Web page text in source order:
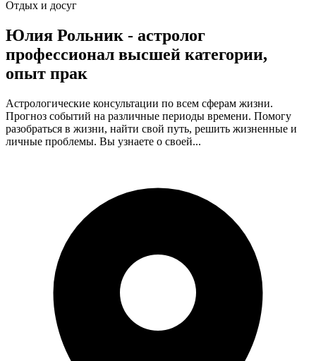
Отдых и досуг
Юлия Рольник - астролог
профессионал высшей категории,
опыт прак
Астрологические консультации по всем сферам жизни.
Прогноз событий на различные периоды времени. Помогу
разобраться в жизни, найти свой путь, решить жизненные и
личные проблемы. Вы узнаете о своей...